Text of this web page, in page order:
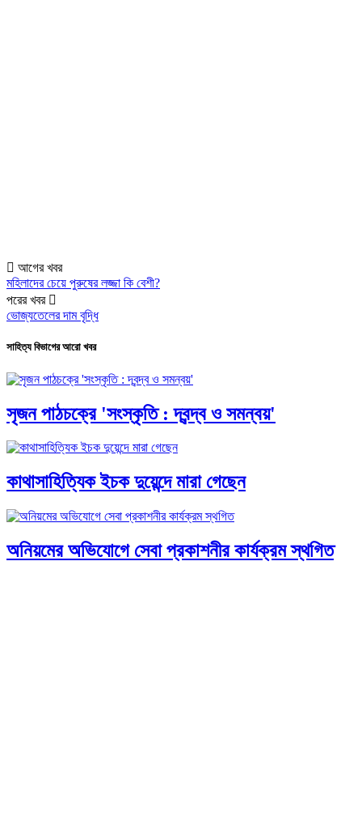
আগের খবর
মহিলাদের চেয়ে পুরুষের লজ্জা কি বেশী?
পরের খবর
ভোজ্যতেলের দাম বৃদ্ধি
সাহিত্য বিভাগের আরো খবর
সৃজন পাঠচক্রে 'সংস্কৃতি : দ্বন্দ্ব ও সমন্বয়'
কাথাসাহিত্যিক ইচক দুয়েন্দে মারা গেছেন
অনিয়মের অভিযোগে সেবা প্রকাশনীর কার্যক্রম স্থগিত